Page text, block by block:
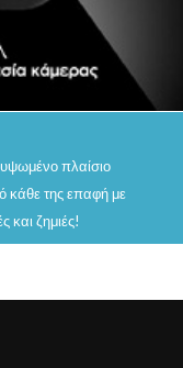
πλαίσιο
κάθε της επαφή με
και ζημιές!